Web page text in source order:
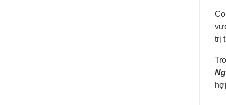
trị